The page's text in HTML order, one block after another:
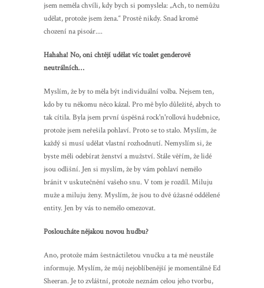
jsem neměla chvíli, kdy bych si pomyslela: „Ach, to nemůžu
udělat, protože jsem žena.“ Prostě nikdy. Snad kromě
chození na pisoár....
Hahaha! No, oni chtějí udělat víc toalet genderově
neutrálních…
Myslím, že by to měla být individuální volba. Nejsem ten,
kdo by tu někomu něco kázal. Pro mě bylo důležité, abych to
tak cítila. Byla jsem první úspěšná rock'n'rollová hudebnice,
protože jsem neřešila pohlaví. Proto se to stalo. Myslím, že
každý si musí udělat vlastní rozhodnutí. Nemyslím si, že
byste měli odebírat ženství a mužství. Stále věřím, že lidé
jsou odlišní. Jen si myslím, že by vám pohlaví nemělo
bránit v uskutečnění vašeho snu. V tom je rozdíl. Miluju
muže a miluju ženy. Myslím, že jsou to dvě úžasné oddělené
entity. Jen by vás to nemělo omezovat.
Posloucháte nějakou novou hudbu?
Ano, protože mám šestnáctiletou vnučku a ta mě neustále
informuje. Myslím, že můj nejoblíbenější je momentálně Ed
Sheeran. Je to zvláštní, protože neznám celou jeho tvorbu,